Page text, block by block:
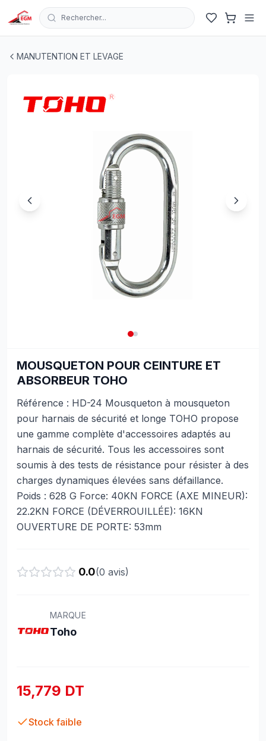
Rechercher...
MANUTENTION ET LEVAGE
MOUSQUETON POUR CEINTURE ET
ABSORBEUR TOHO
Référence : HD-24 Mousqueton à mousqueton
pour harnais de sécurité et longe TOHO propose
une gamme complète d'accessoires adaptés au
harnais de sécurité. Tous les accessoires sont
soumis à des tests de résistance pour résister à des
charges dynamiques élevées sans défaillance.
Poids : 628 G Force: 40KN FORCE (AXE MINEUR):
22.2KN FORCE (DÉVERROUILLÉE): 16KN
OUVERTURE DE PORTE: 53mm
0.0(0 avis)
MARQUE
Toho
15,779 DT
Stock faible